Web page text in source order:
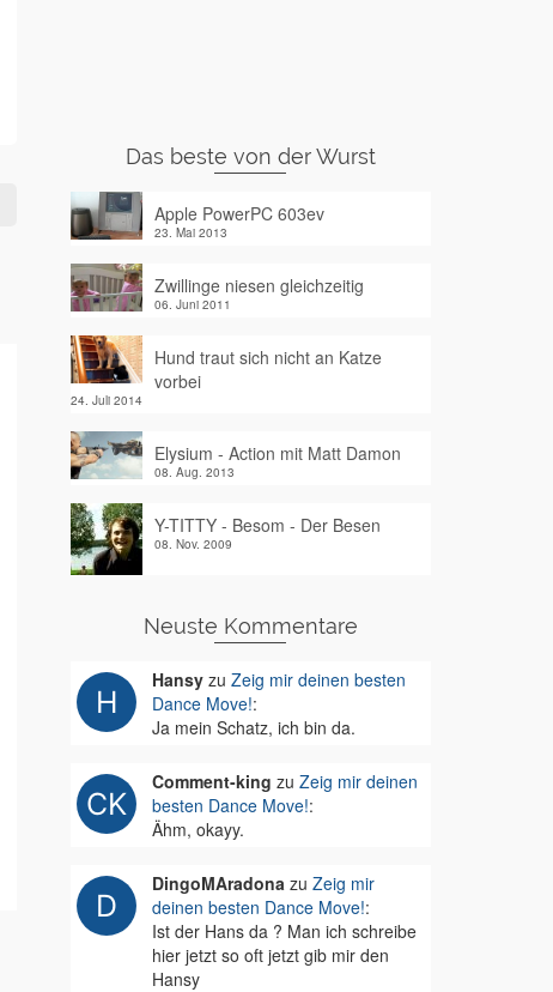
Das beste von der Wurst
Apple PowerPC 603ev
23. Mai 2013
Zwillinge niesen gleichzeitig
06. Juni 2011
Hund traut sich nicht an Katze
vorbei
24. Juli 2014
Elysium - Action mit Matt Damon
08. Aug. 2013
Y-TITTY - Besom - Der Besen
08. Nov. 2009
Neuste Kommentare
Hansyzu Zeig mir deinen besten
Dance Move!:
Ja mein Schatz, ich bin da.
Comment-king zu Zeig mir deinen
besten Dance Move!:
Ähm, okayy.
DingoMAradonazu Zeig mir
deinen besten Dance Move!:
Ist der Hans da ? Man ich schreibe
hier jetzt so oft jetzt gib mir den
Hansy